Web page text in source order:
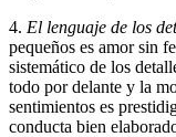
4. El lenguaje de los
pequeños es amor sin
sistemático de los
todo por delante y la
sentimientos es
conducta bien